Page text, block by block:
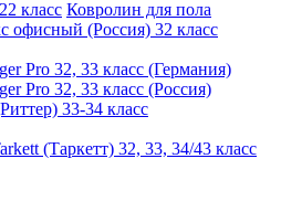
класс Ковролин для пола
офисный (Россия) 32 класс
Pro 32, 33 класс (Германия)
Pro 32, 33 класс (Россия)
33-34 класс
(Таркетт) 32, 33, 34/43 класс